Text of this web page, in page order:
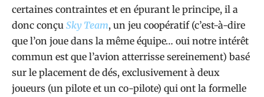
certaines contraintes et en épurant le principe, il a
donc conçu Sky Team, un jeu coopératif (c’est-à-dire
que l’on joue dans la même équipe… oui notre intérêt
commun est que l’avion atterrisse sereinement) basé
sur le placement de dés, exclusivement à deux
joueurs (un pilote et un co-pilote) qui ont la formelle